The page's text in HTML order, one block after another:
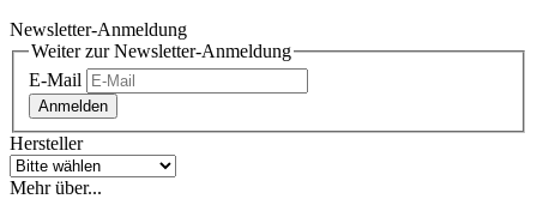
Newsletter-Anmeldung
Weiter zur Newsletter-Anmeldung
E-Mail
Anmelden
Hersteller
Mehr über...